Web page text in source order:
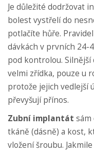
Je důležité dodržovat
bolest vystřelí do
potlačíte hůře.
dávkách v prvních 24-
pod kontrolou.
velmi zřídka, pouze u
protože jejich vedlejší
převyšují přínos.
Zubní implantát sám
tkáně (dásně) a kost,
vložení šroubu.